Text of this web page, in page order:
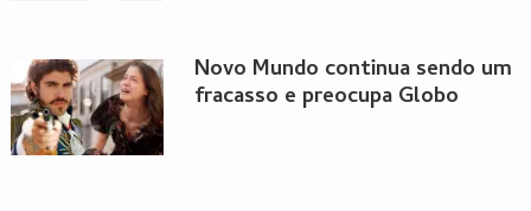
Novo Mundo continua sendo um
fracasso e preocupa Globo